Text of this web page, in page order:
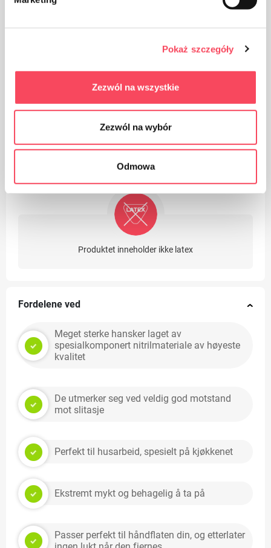
Pokaż szczegóły
Zezwól na wszystkie
Zezwól na wybór
Odmowa
Produktet er beregnet på kontakt med mat, det påvirker
Produktet inneholder ikke latex
Fordelene ved
Meget sterke hansker laget av
spesialkomponert nitrilmateriale av høyeste
kvalitet
De utmerker seg ved veldig god motstand
mot slitasje
Perfekt til husarbeid, spesielt på kjøkkenet
Ekstremt mykt og behagelig å ta på
Passer perfekt til håndflaten din, og etterlater